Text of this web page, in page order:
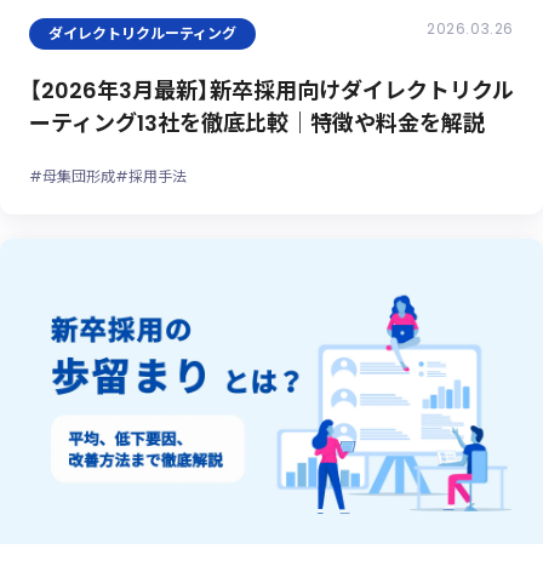
ダイレクトリクルーティング 2026.03.26
【2026年3月最新】新卒採用向けダイレクトリクル
ーティング13社を徹底比較｜特徴や料金を解説
#母集団形成#採用手法